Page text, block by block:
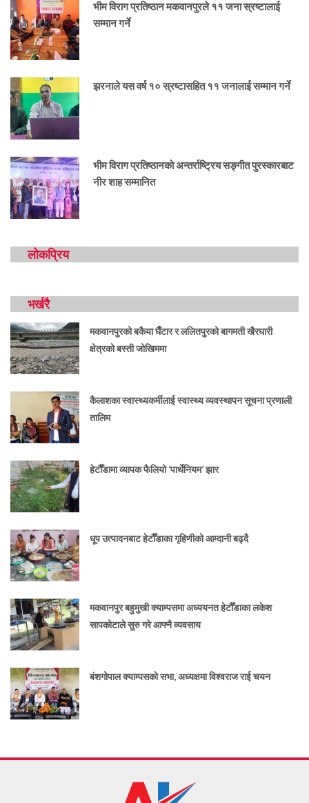
भीम विराग प्रतिष्ठान मकवानपुरले ११ जना स्रष्टालाई
सम्मान गर्ने
झरनाले यस वर्ष १० स्रष्टासहित ११ जनालाई सम्मान गर्ने
भीम विराग प्रतिष्ठानको अन्तर्राष्ट्रिय सङ्गीत पुरस्कारबाट
नीर शाह सम्मानित
लोकप्रिय
भर्खरै
मकवानपुरको बकैया घैँटार र ललितपुरको बागमती खैरघारी
क्षेत्रको बस्ती जोखिममा
कैलाशका स्वास्थ्यकर्मीलाई स्वास्थ्य व्यवस्थापन सूचना प्रणाली
तालिम
हेटौँडामा व्यापक फैलियो ‘पार्थेनियम’ झार
धूप उत्पादनबाट हेटौँडाका गृहिणीको आम्दानी बढ्दै
मकवानपुर बहुमुखी क्याम्पसमा अध्ययनत हेटौँडाका लकेश
सापकोटाले सुरु गरे आफ्नै व्यवसाय
बंशगोपाल क्याम्पसको सभा, अध्यक्षमा विश्वराज राई चयन